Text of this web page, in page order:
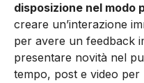
disposizione nel modo
creare un’interazione
per avere un feedback
presentare novità nel
tempo, post e video